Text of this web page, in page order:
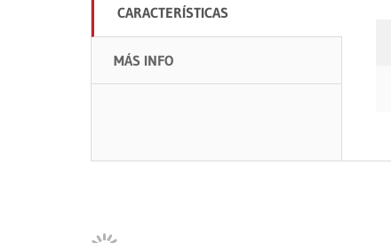
CARACTERÍSTICAS
MÁS INFO